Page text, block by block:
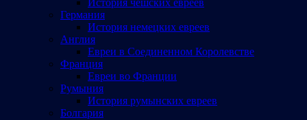
Германия
История немецких евреев
Англия
Евреи в Соединенном Королевстве
Франция
Евреи во Франции
Румыния
История румынских евреев
Болгария